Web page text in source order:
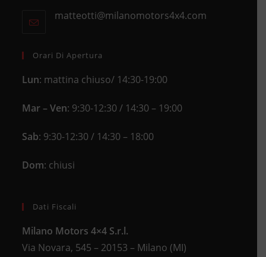
your
matteotti@milanomotors4x4.comOpens
Orari Di Apertura
Lun: mattina chiuso/ 14:30-19:00
Mar – Ven: 9:30-12:30 / 14:30 – 19:00
Sab: 9:30-12:30 / 14:30 – 18:00
Dom: chiusi
Dati Fiscali
Milano Motors 4×4 S.r.l.
Via Novara, 545 – 20153 – Milano (MI)